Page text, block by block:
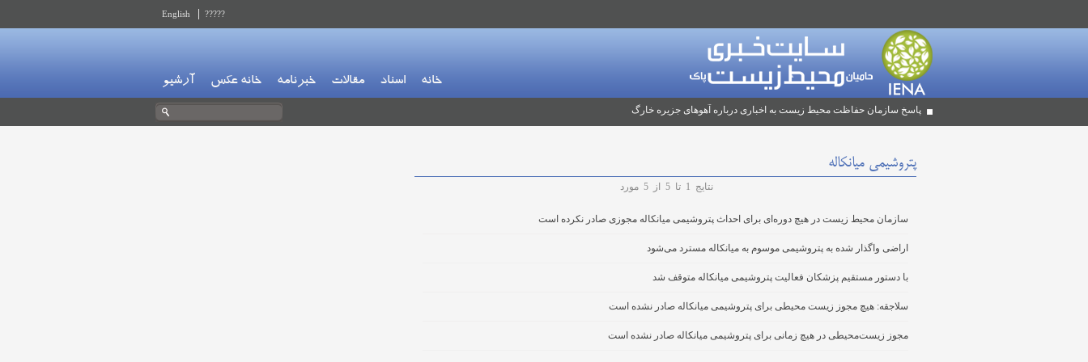
?????
English
خانه اسناد مقالات خبرنامه خانه عکس آرشیو
پاسخ سازمان حفاظت محیط زیست به اخباری درباره آهوهای جزیره خارگ
پتروشیمی میانکاله
نتایج 1 تا 5 از 5 مورد
سازمان محیط زیست در هیچ دوره‌ای برای احداث پتروشیمی میانکاله مجوزی صادر نکرده است
اراضی واگذار شده به پتروشیمی موسوم به میانکاله مسترد می‌شود
با دستور مستقیم پزشکان فعالیت پتروشیمی میانکاله متوقف شد
سلاجقه: هیچ مجوز زیست محیطی برای پتروشیمی میانکاله صادر نشده است
مجوز زیست‌محیطی در هیچ زمانی برای پتروشیمی میانکاله صادر نشده است